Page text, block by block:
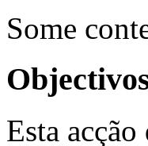
Some
Esta